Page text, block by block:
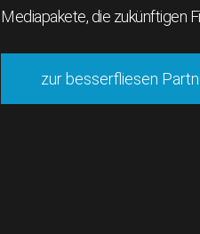
Mediapakete, die zukünftigen
zur besserfliesen